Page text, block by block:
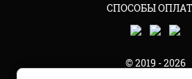
СПОСОБЫ
© 2019 - 2026